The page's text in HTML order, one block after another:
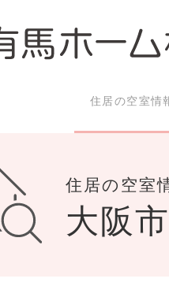
住居の空室情
住居の空室
大阪